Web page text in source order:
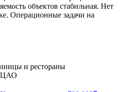
объектов стабильная. Нет
Операционные задачи на
и рестораны
ЦАО